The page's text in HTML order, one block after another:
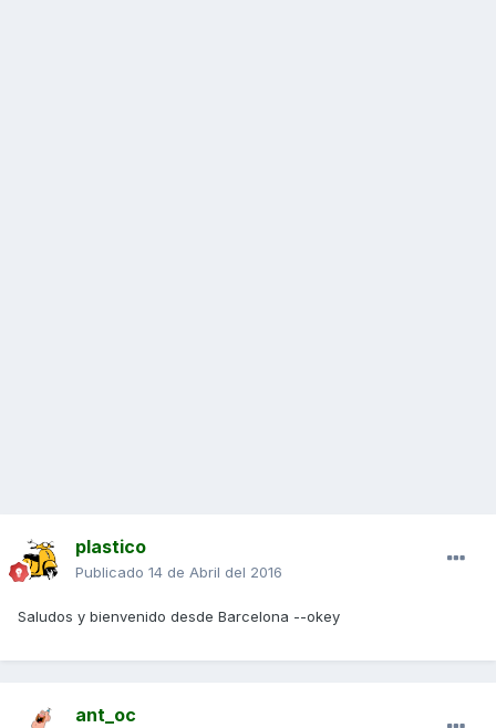
plastico
Publicado 14 de Abril del 2016
Saludos y bienvenido desde Barcelona --okey
ant_oc